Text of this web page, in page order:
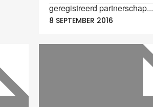
geregistreerd partnerschap...
8 SEPTEMBER 2016